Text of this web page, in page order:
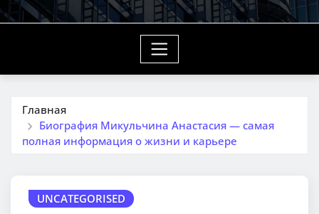
Главная
Биография Микульчина Анастасия — самая
полная информация о жизни и карьере
UNCATEGORISED